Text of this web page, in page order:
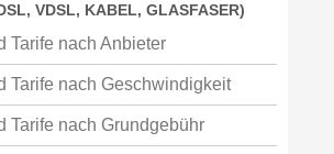
VDSL, KABEL, GLASFASER)
Tarife nach Anbieter
Tarife nach Geschwindigkeit
Tarife nach Grundgebühr